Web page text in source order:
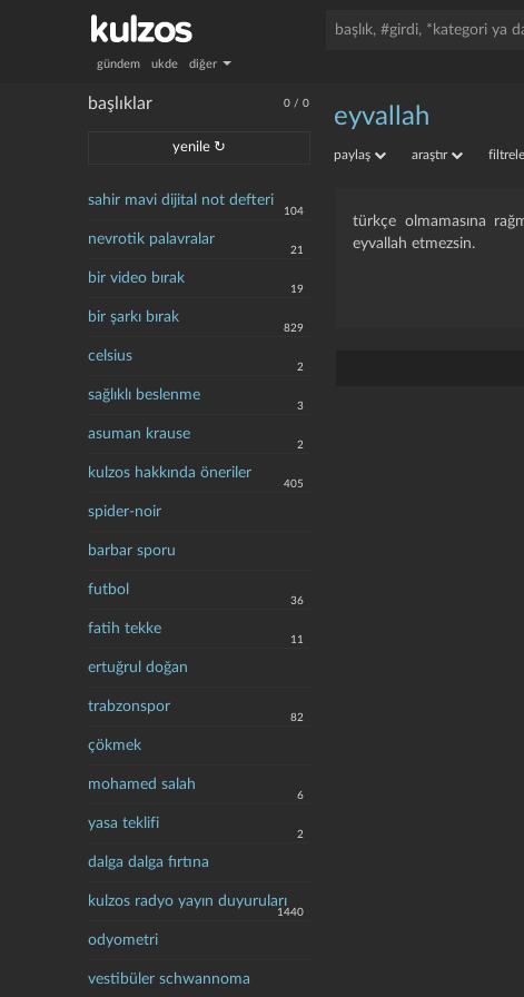
gündem ukde diğer
0 /0
başlıklar
yenile ↻
sahir mavi dijital not defteri
104
nevrotik palavralar
21
bir video bırak
19
bir şarkı bırak
829
celsius
2
sağlıklı beslenme
3
asuman krause
2
kulzos hakkında öneriler
405
spider-noir
barbar sporu
futbol
36
fatih tekke
11
ertuğrul doğan
trabzonspor
82
çökmek
mohamed salah
6
yasa teklifi
2
dalga dalga fırtına
kulzos radyo yayın duyuruları
1440
odyometri
vestibüler schwannoma
eyvallah
paylaş araştır filtrele
türkçe olmamasına
eyvallah etmezsin.